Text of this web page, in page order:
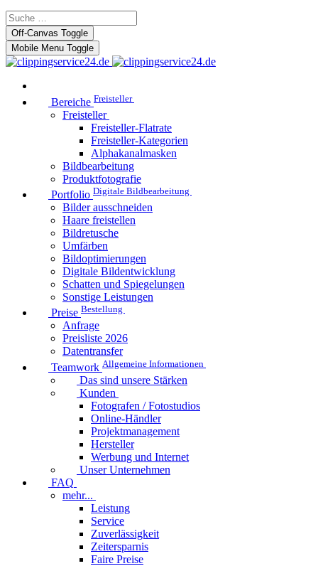
Off-Canvas Toggle
Mobile Menu Toggle
Bereiche Freisteller
Freisteller
Freisteller-Flatrate
Freisteller-Kategorien
Alphakanalmasken
Bildbearbeitung
Produktfotografie
Portfolio Digitale Bildbearbeitung
Bilder ausschneiden
Haare freistellen
Bildretusche
Umfärben
Bildoptimierungen
Digitale Bildentwicklung
Schatten und Spiegelungen
Sonstige Leistungen
Preise Bestellung
Anfrage
Preisliste 2026
Datentransfer
Teamwork Allgemeine Informationen
Das sind unsere Stärken
Kunden
Fotografen / Fotostudios
Online-Händler
Projektmanagement
Hersteller
Werbung und Internet
Unser Unternehmen
FAQ
mehr...
Leistung
Service
Zuverlässigkeit
Zeitersparnis
Faire Preise